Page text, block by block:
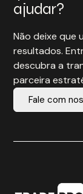
ajudar?
Não deixe que
resultados.
descubra a
parceira
Fale com